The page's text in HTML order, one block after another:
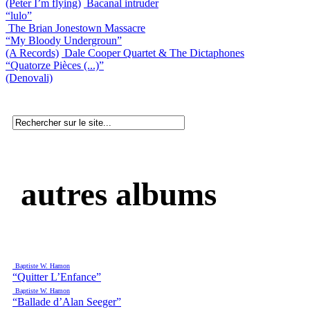
(Peter I’m flying)
Bacanal intruder
“lulo”
The Brian Jonestown Massacre
“My Bloody Undergroun”
(A Records) Dale Cooper Quartet & The Dictaphones
“Quatorze Pièces (...)”
(Denovali)
autres albums
Baptiste W. Hamon
“Quitter L’Enfance”
Baptiste W. Hamon
“Ballade d’Alan Seeger”